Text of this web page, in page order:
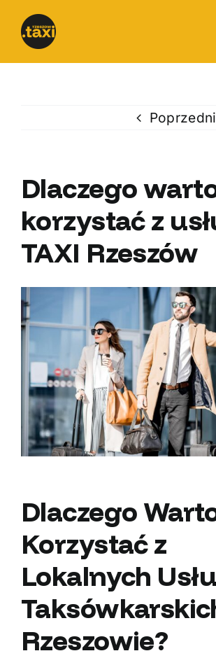
Przejdź
Poprzedni
Dlaczego
korzystać z
TAXI Rzeszów
Pokaż
większy
obrazek
Dlaczego
Korzystać z
Lokalnych
Rzeszowie?